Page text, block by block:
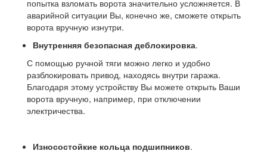
попытка взломать ворота значительно усложняется. В
аварийной ситуации Вы, конечно же, сможете открыть
ворота вручную изнутри.
Внутренняя безопасная деблокировка.
С помощью ручной тяги можно легко и удобно
разблокировать привод, находясь внутри гаража.
Благодаря этому устройству Вы можете открыть Ваши
ворота вручную, например, при отключении
электричества.
Износостойкие кольца подшипников.